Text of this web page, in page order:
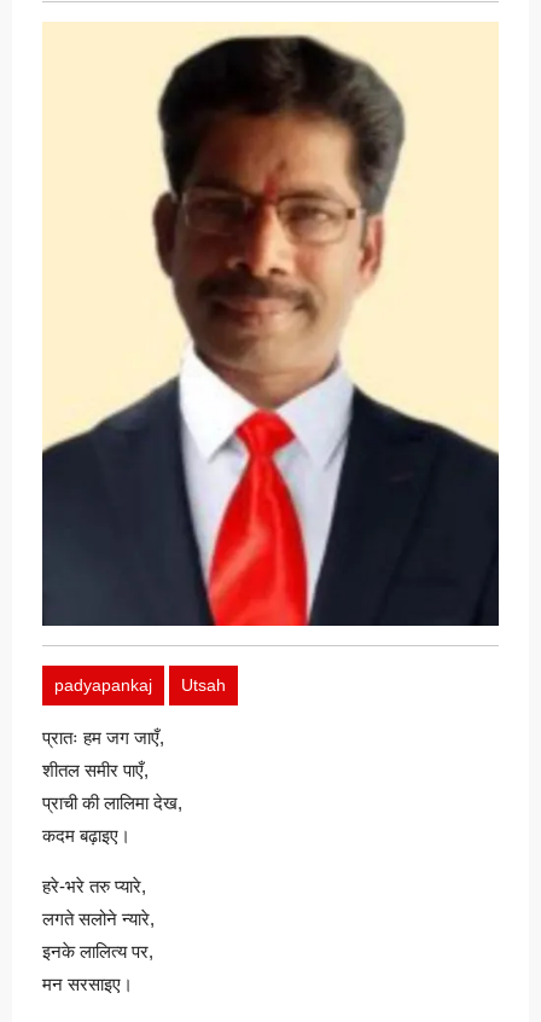
padyapankaj Utsah
प्रातः हम जग जाएँ,
शीतल समीर पाएँ,
प्राची की लालिमा देख,
कदम बढ़ाइए।
हरे-भरे तरु प्यारे,
लगते सलोने न्यारे,
इनके लालित्य पर,
मन सरसाइए।